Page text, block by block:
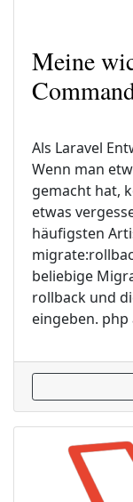
Meine
Als Laravel
Wenn man
gemacht hat,
etwas
häufigsten
beliebige
rollback und
eingeben.